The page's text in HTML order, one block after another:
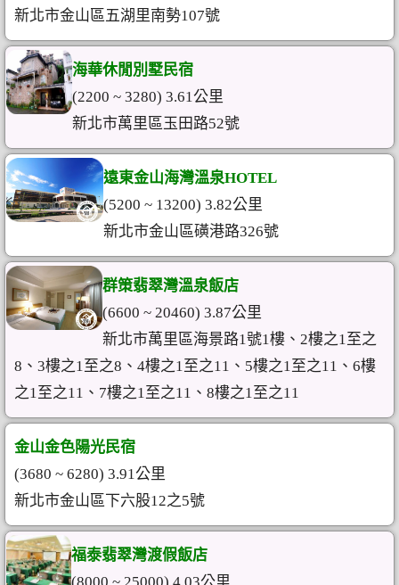
新北市金山區五湖里南勢107號
海華休閒別墅民宿
(2200 ~ 3280) 3.61公里
新北市萬里區玉田路52號
遠東金山海灣溫泉HOTEL
(5200 ~ 13200) 3.82公里
新北市金山區磺港路326號
群策翡翠灣溫泉飯店
(6600 ~ 20460) 3.87公里
新北市萬里區海景路1號1樓、2樓之1至之
8、3樓之1至之8、4樓之1至之11、5樓之1至之11、6樓
之1至之11、7樓之1至之11、8樓之1至之11
金山金色陽光民宿
(3680 ~ 6280) 3.91公里
新北市金山區下六股12之5號
福泰翡翠灣渡假飯店